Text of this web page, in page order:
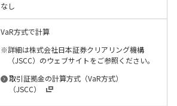
なし
VaR方式で計算
詳細は株式会社日本証券クリアリング機構
（JSCC）のウェブサイトをご参照ください。
取引証拠金の計算方式（VaR方式）
（JSCC）